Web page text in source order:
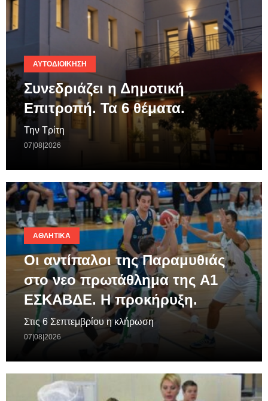
ΑΥΤΟΔΙΟΊΚΗΣΗ
Συνεδριάζει η Δημοτική
Επιτροπή. Τα 6 θέματα.
Την Τρίτη
07|08|2026
ΑΘΛΗΤΙΚΆ
Οι αντίπαλοι της Παραμυθιάς
στο νεο πρωτάθλημα της A1
ΕΣΚΑΒΔΕ. Η προκήρυξη.
Στις 6 Σεπτεμβρίου η κλήρωση
07|08|2026